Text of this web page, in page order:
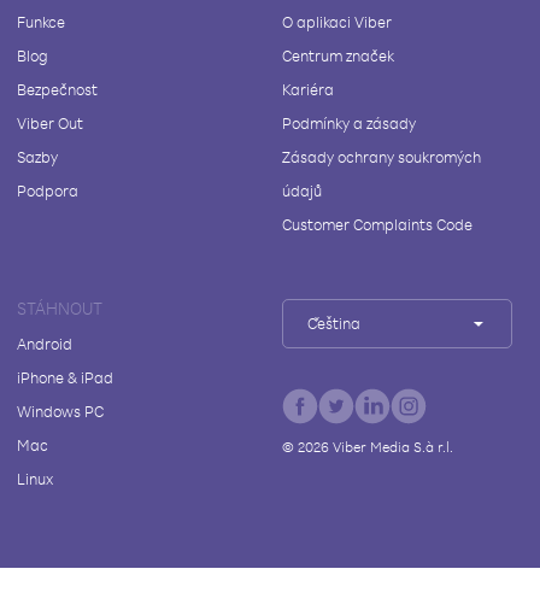
Funkce
Blog
Bezpečnost
Viber Out
Sazby
Podpora
O aplikaci Viber
Centrum značek
Kariéra
Podmínky a zásady
Zásady ochrany soukromých
údajů
Customer Complaints Code
STÁHNOUT
Android
iPhone & iPad
Windows PC
Mac
Linux
Čeština
© 2026Viber Media S.à r.l.